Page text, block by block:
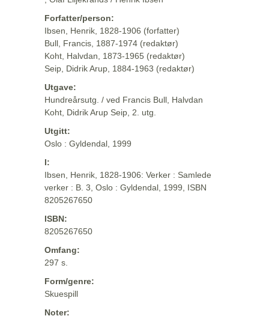
Forfatter/person:
Ibsen, Henrik, 1828-1906 (forfatter)
Bull, Francis, 1887-1974 (redaktør)
Koht, Halvdan, 1873-1965 (redaktør)
Seip, Didrik Arup, 1884-1963 (redaktør)
Utgave:
Hundreårsutg. / ved Francis Bull, Halvdan
Koht, Didrik Arup Seip, 2. utg.
Utgitt:
Oslo : Gyldendal, 1999
I:
Ibsen, Henrik, 1828-1906: Verker : Samlede
verker : B. 3, Oslo : Gyldendal, 1999, ISBN
8205267650
ISBN:
8205267650
Omfang:
297 s.
Form/genre:
Skuespill
Noter: